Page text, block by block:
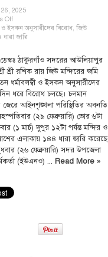
2025
Off
ইসকন অনুসারীদের বিরোধ, জিউ
ধারা জারি
ঠাকুরগাঁও সদরের আউলিয়াপুর
শ্রী রশিক রায় জিউ মন্দিরের জমি
ধর্মাবলম্বী ও ইসকন অনুসারীদের
ধরে বিরোধ চলছে। চলমান
জেরে আইনশৃঙ্খলা পরিস্থিতির অবনতি
(২৯ ফেব্রুয়ারি) ভোর ৬টা
(১ মার্চ) দুপুর ১২টা পর্যন্ত মন্দির ও
এলাকায় ১৪৪ ধারা জারি করেছে
(২৬ ফেব্রুয়ারি) সদর উপজেলা
(ইউএনও) ... Read More »